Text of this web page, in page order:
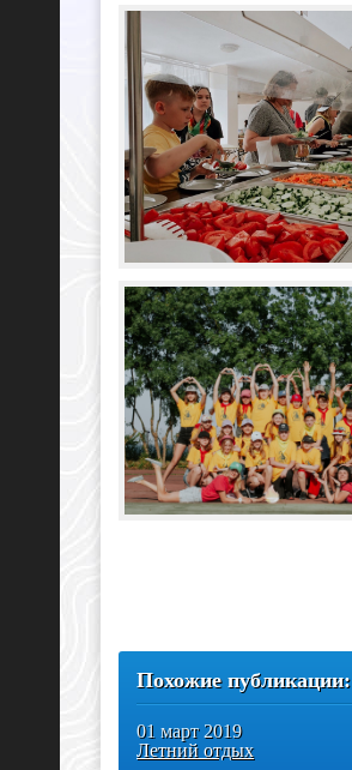
Похожие публикации:
01 март 2019
Летний отдых